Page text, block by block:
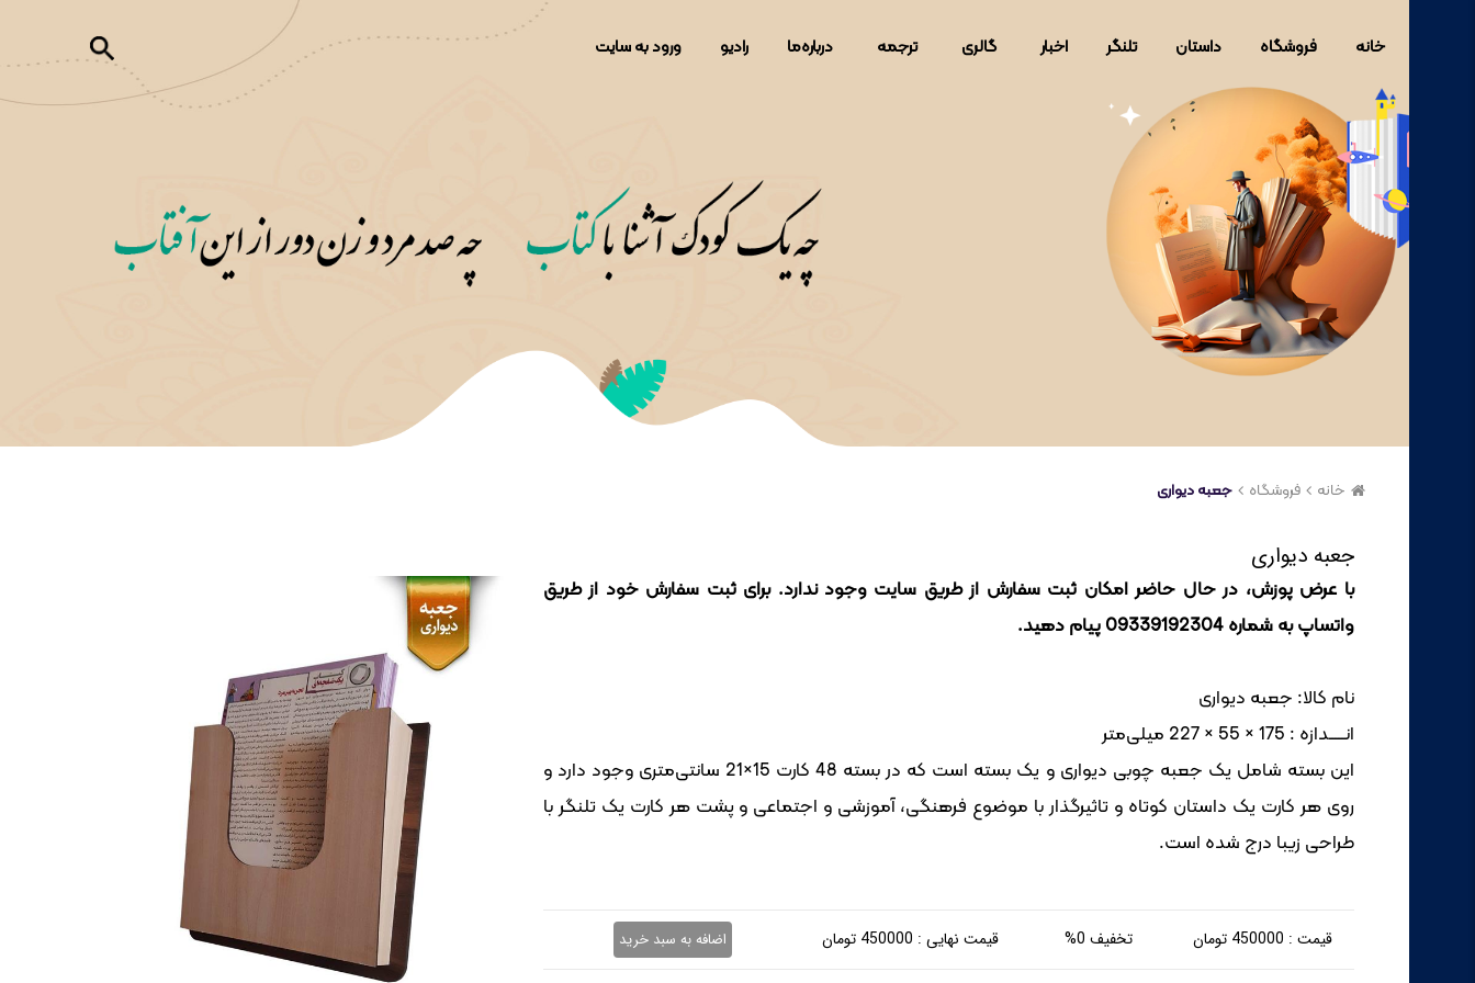
خانه فروشگاه داستان تلنگر اخبار گالری ترجمه دربار‌ه‌ما رادیو ورود به سایت
خانه فروشگاه جعبه دیواری
جعبه دیواری
با عرض پوزش، در حال حاضر امکان ثبت سفارش از طریق سایت وجود ندارد. برای ثبت سفارش خود از طریق
واتساپ به شماره 09339192304 پیام دهید
.
نام کالا: جعبه دیواری
انـــــدازه : 175 × 55 × 227 میلی‌متر
این بسته شامل یک جعبه چوبی دیواری و یک بسته است که در بسته 48 کارت 15×21 سانتی‌متری وجود دارد و
روی هر کارت یک داستان کوتاه و تاثیرگذار با موضوع فرهنگی، آموزشی و اجتماعی و پشت هر کارت یک تلنگر با
طراحی زیبا درج شده است.
قیمت : 450000 تومان تخفیف 0% قیمت نهایی : 450000 تومان